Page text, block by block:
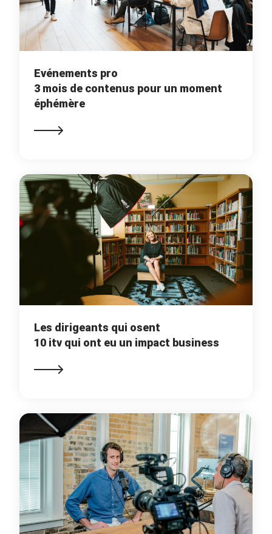
Evénements pro
3 mois de contenus pour un moment
éphémère
Les dirigeants qui osent
10 itv qui ont eu un impact business